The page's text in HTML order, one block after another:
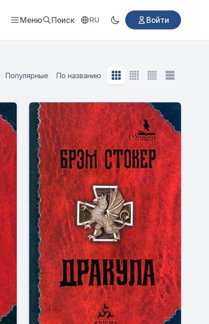
Меню Поиск RU Войти
Популярные По названию